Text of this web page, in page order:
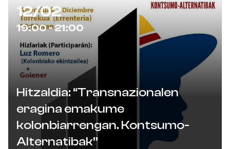
12/02
19:00 - 21:00
Hitzaldia: “Transnazionalen
eragina emakume
kolonbiarrengan. Kontsumo-
Alternatibak”